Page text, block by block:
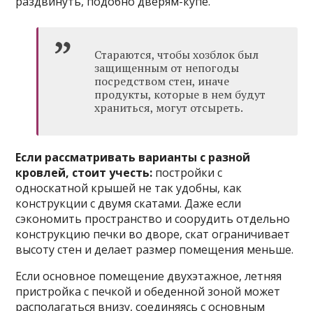
Стараются, чтобы хозблок был
защищенным от непогоды
посредством стен, иначе
продукты, которые в нем будут
храниться, могут отсыреть.
Если рассматривать варианты с разной
кровлей, стоит учесть: постройки с
односкатной крышей не так удобны, как
конструкции с двумя скатами. Даже если
сэкономить пространство и соорудить отдельно
конструкцию печки во дворе, скат ограничивает
высоту стен и делает размер помещения меньше.
Если основное помещение двухэтажное, летняя
пристройка с печкой и обеденной зоной может
располагаться внизу, соединяясь с основным